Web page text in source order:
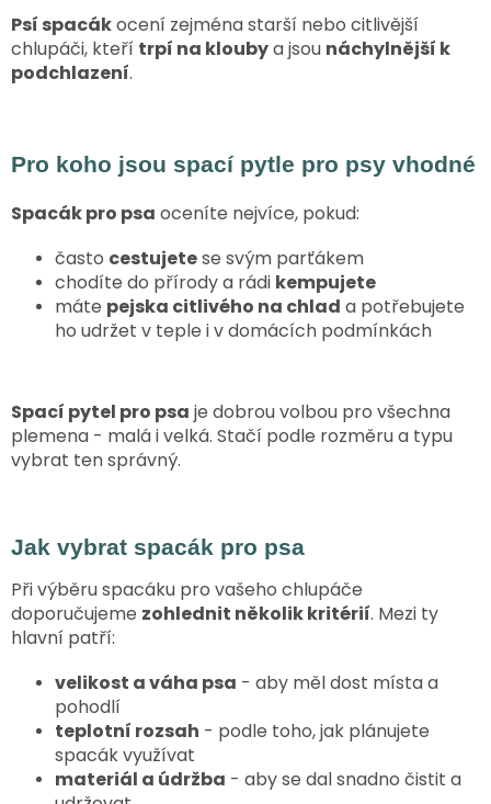
v
k
s
Psí spacákocení zejména starší nebo citlivější
chlupáči, kteří trpí na kloubya jsou náchylnější k
podchlazení.
Pro koho jsou spací pytle pro psy vhodné
Spacák pro psa oceníte nejvíce, pokud:
často cestujetese svým parťákem
chodíte do přírody a rádi kempujete
máte pejska citlivého na chlad a potřebujete
ho udržet v teple i v domácích podmínkách
Spací pytel pro psa je dobrou volbou pro všechna
plemena - malá i velká. Stačí podle rozměru a typu
vybrat ten správný.
Jak vybrat spacák pro psa
Při výběru spacáku pro vašeho chlupáče
doporučujeme zohlednit několik kritérií. Mezi ty
hlavní patří:
velikost a váha psa - aby měl dost místa a
pohodlí
teplotní rozsah - podle toho, jak plánujete
spacák využívat
materiál a údržba - aby se dal snadno čistit a